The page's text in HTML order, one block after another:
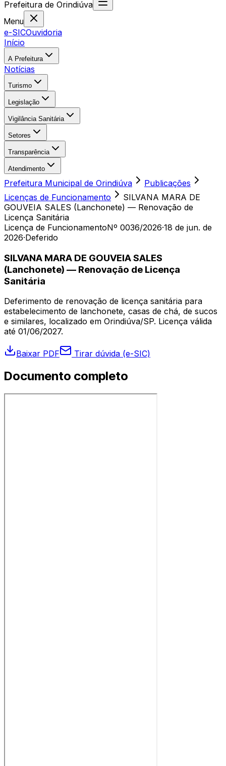
Prefeitura de Orindiúva
Menu
e-SICOuvidoria
Início
A Prefeitura
Notícias
Turismo
Legislação
Vigilância Sanitária
Setores
Transparência
Atendimento
Prefeitura Municipal de Orindiúva
Publicações
Licenças de Funcionamento
SILVANA MARA DE
GOUVEIA SALES (Lanchonete) — Renovação de
Licença Sanitária
Licença de FuncionamentoNº 0036/2026·18 de jun. de
2026·Deferido
SILVANA MARA DE GOUVEIA SALES
(Lanchonete) — Renovação de Licença
Sanitária
Deferimento de renovação de licença sanitária para
estabelecimento de lanchonete, casas de chá, de sucos
e similares, localizado em Orindiúva/SP. Licença válida
até 01/06/2027.
Baixar PDF Tirar dúvida (e-SIC)
Documento completo